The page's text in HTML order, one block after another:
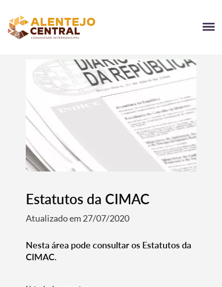
Estatutos da CIMAC
Atualizado em 27/07/2020
Nesta área pode consultar os Estatutos da
CIMAC.